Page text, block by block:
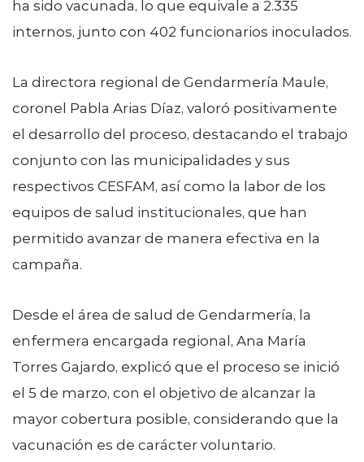
ha sido vacunada, lo que equivale a 2.335
internos, junto con 402 funcionarios inoculados.
La directora regional de Gendarmería Maule,
coronel Pabla Arias Díaz, valoró positivamente
el desarrollo del proceso, destacando el trabajo
conjunto con las municipalidades y sus
respectivos CESFAM, así como la labor de los
equipos de salud institucionales, que han
permitido avanzar de manera efectiva en la
campaña.
Desde el área de salud de Gendarmería, la
enfermera encargada regional, Ana María
Torres Gajardo, explicó que el proceso se inició
el 5 de marzo, con el objetivo de alcanzar la
mayor cobertura posible, considerando que la
vacunación es de carácter voluntario.